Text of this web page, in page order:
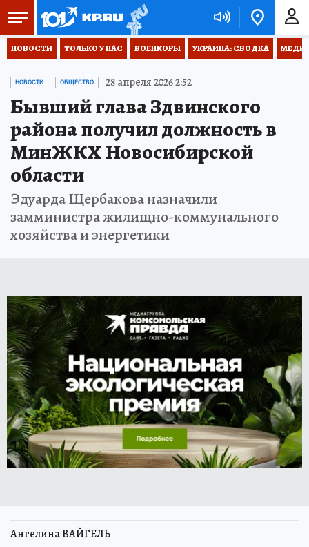
НОВОСТИ ТОЛЬКО У НАС ВОЕНКОРЫ УКРАИНА: СВОДКА
НОВОСТИ ОБЩЕСТВО 28 апреля 2026 2:52
Бывший глава Здвинского
района получил должность в
МинЖКХ Новосибирской
области
Эдуарда Щербакова назначили
замминистра жилищно-коммунального
хозяйства и энергетики
Ангелина ВАЙГЕЛЬ